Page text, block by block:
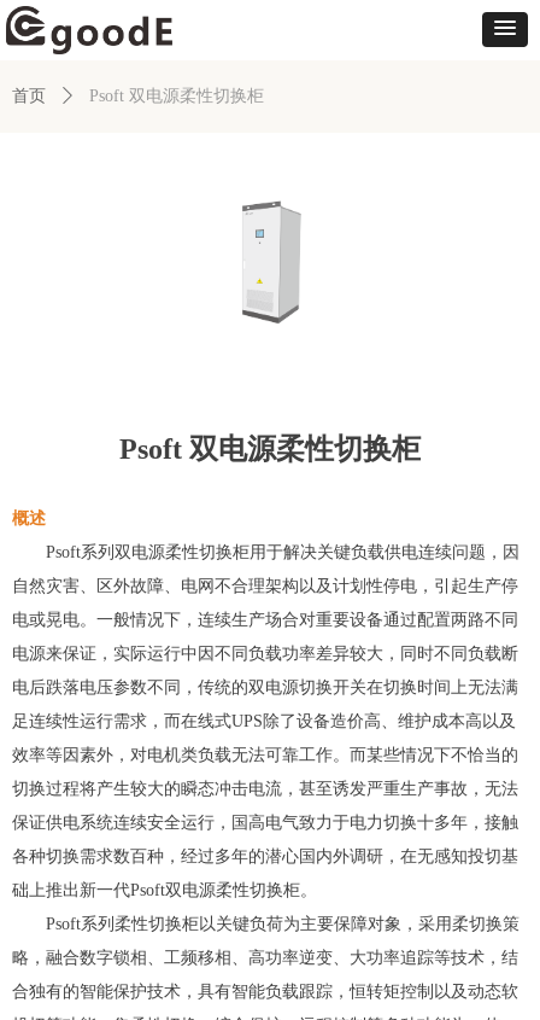
首页 ꄲ Psoft 双电源柔性切换柜
Psoft 双电源柔性切换柜
概述
Psoft系列双电源柔性切换柜用于解决关键负载供电连续问题，因
自然灾害、区外故障、电网不合理架构以及计划性停电，引起生产停
电或晃电。一般情况下，连续生产场合对重要设备通过配置两路不同
电源来保证，实际运行中因不同负载功率差异较大，同时不同负载断
电后跌落电压参数不同，传统的双电源切换开关在切换时间上无法满
足连续性运行需求，而在线式UPS除了设备造价高、维护成本高以及
效率等因素外，对电机类负载无法可靠工作。而某些情况下不恰当的
切换过程将产生较大的瞬态冲击电流，甚至诱发严重生产事故，无法
保证供电系统连续安全运行，国高电气致力于电力切换十多年，接触
各种切换需求数百种，经过多年的潜心国内外调研，在无感知投切基
础上推出新一代Psoft双电源柔性切换柜。
Psoft系列柔性切换柜以关键负荷为主要保障对象，采用柔切换策
略，融合数字锁相、工频移相、高功率逆变、大功率追踪等技术，结
合独有的智能保护技术，具有智能负载跟踪，恒转矩控制以及动态软